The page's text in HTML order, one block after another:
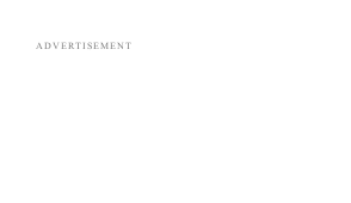
ADVERTISEMENT